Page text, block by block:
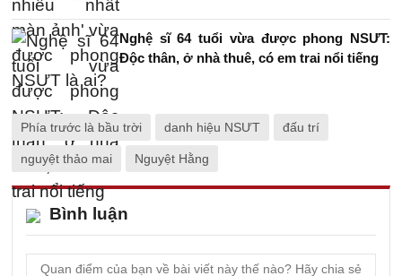
Nghệ sĩ 64 tuổi vừa được phong NSƯT:
Độc thân, ở nhà thuê, có em trai nổi tiếng
Phía trước là bầu trời danh hiệu NSƯT đấu trí
nguyệt thảo mai Nguyệt Hằng
Bình luận